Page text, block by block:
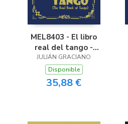
MEL8403 - El libro
real del tango -
Volúmen 3
JULIÁN GRACIANO
Disponible
35,88 €